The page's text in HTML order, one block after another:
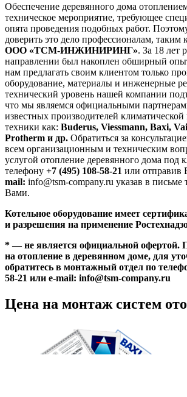
Обеспечение деревянного дома
техническое мероприятие, требующее
опята проведения подобных работ.
доверить это дело профессионалам, таким
ООО «ТСМ-ИНЖИНИРИНГ». За 18 лет
направлении был накоплен обширный
нам предлагать своим клиентом только
оборудование, материалы и инженерные
технический уровень нашей компании
что мы являемся официальными
известных производителей
техники как: Buderus, Viessmann, Baxi,
Protherm и др. Обратиться за
всем организационным и техническим
услугой отопление деревянного дома под
телефону +7 (495) 108-58-21 или отправив
mail: info@tsm-company.ru указав в письме
Вами.
Котельное оборудование имеет
и разрешения на применение
* — не является официальной офертой.
на отопление в деревянном доме, для
обратитесь в монтажный отдел по
58-21 или e-mail: info@tsm-company.ru
Цена на монтаж систем